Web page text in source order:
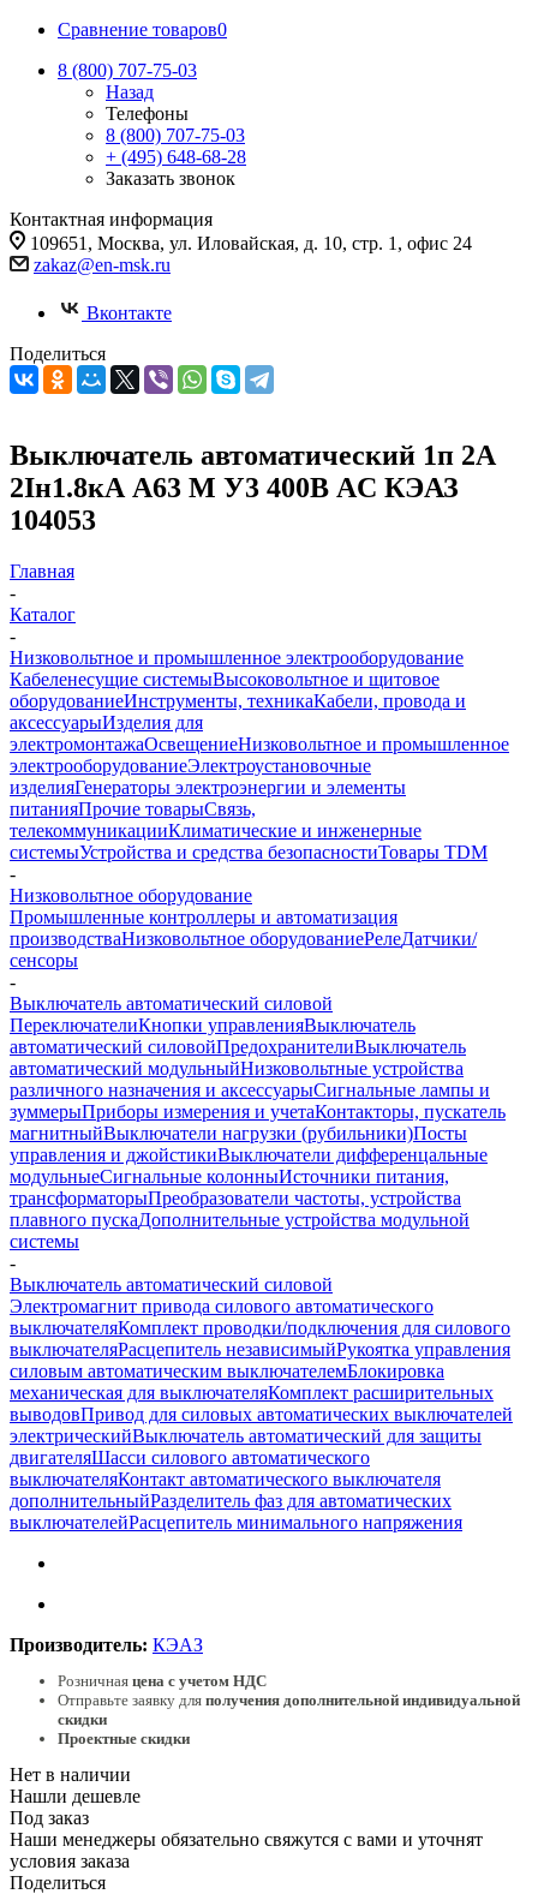
Сравнение товаров0
8 (800) 707-75-03
Назад
Телефоны
8 (800) 707-75-03
+ (495) 648-68-28
Заказать звонок
Контактная информация
109651, Москва, ул. Иловайская, д. 10, стр. 1, офис 24
zakaz@en-msk.ru
Вконтакте
Поделиться
Выключатель автоматический 1п 2А
2Iн1.8кА А63 М У3 400В AC КЭАЗ
104053
Главная
-
Каталог
-
Низковольтное и промышленное электрооборудование
Кабеленесущие системыВысоковольтное и щитовое
оборудованиеИнструменты, техникаКабели, провода и
аксессуарыИзделия для
электромонтажаОсвещениеНизковольтное и промышленное
электрооборудованиеЭлектроустановочные
изделияГенераторы электроэнергии и элементы
питанияПрочие товарыСвязь,
телекоммуникацииКлиматические и инженерные
системыУстройства и средства безопасностиТовары TDM
-
Низковольтное оборудование
Промышленные контроллеры и автоматизация
производстваНизковольтное оборудованиеРелеДатчики/
сенсоры
-
Выключатель автоматический силовой
ПереключателиКнопки управленияВыключатель
автоматический силовойПредохранителиВыключатель
автоматический модульныйНизковольтные устройства
различного назначения и аксессуарыСигнальные лампы и
зуммерыПриборы измерения и учетаКонтакторы, пускатель
магнитныйВыключатели нагрузки (рубильники)Посты
управления и джойстикиВыключатели дифференцальные
модульныеСигнальные колонныИсточники питания,
трансформаторыПреобразователи частоты, устройства
плавного пускаДополнительные устройства модульной
системы
-
Выключатель автоматический силовой
Электромагнит привода силового автоматического
выключателяКомплект проводки/подключения для силового
выключателяРасцепитель независимыйРукоятка управления
силовым автоматическим выключателемБлокировка
механическая для выключателяКомплект расширительных
выводовПривод для силовых автоматических выключателей
электрическийВыключатель автоматический для защиты
двигателяШасси силового автоматического
выключателяКонтакт автоматического выключателя
дополнительныйРазделитель фаз для автоматических
выключателейРасцепитель минимального напряжения
Производитель: КЭАЗ
Розничная цена с учетом НДС
Отправьте заявку для получения дополнительной индивидуальной
скидки
Проектные скидки
Нет в наличии
Нашли дешевле
Под заказ
Наши менеджеры обязательно свяжутся с вами и уточнят
условия заказа
Поделиться